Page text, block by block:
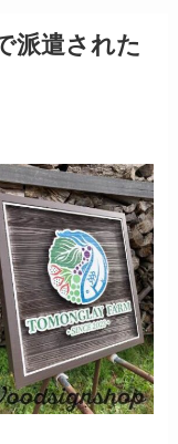
派遣された